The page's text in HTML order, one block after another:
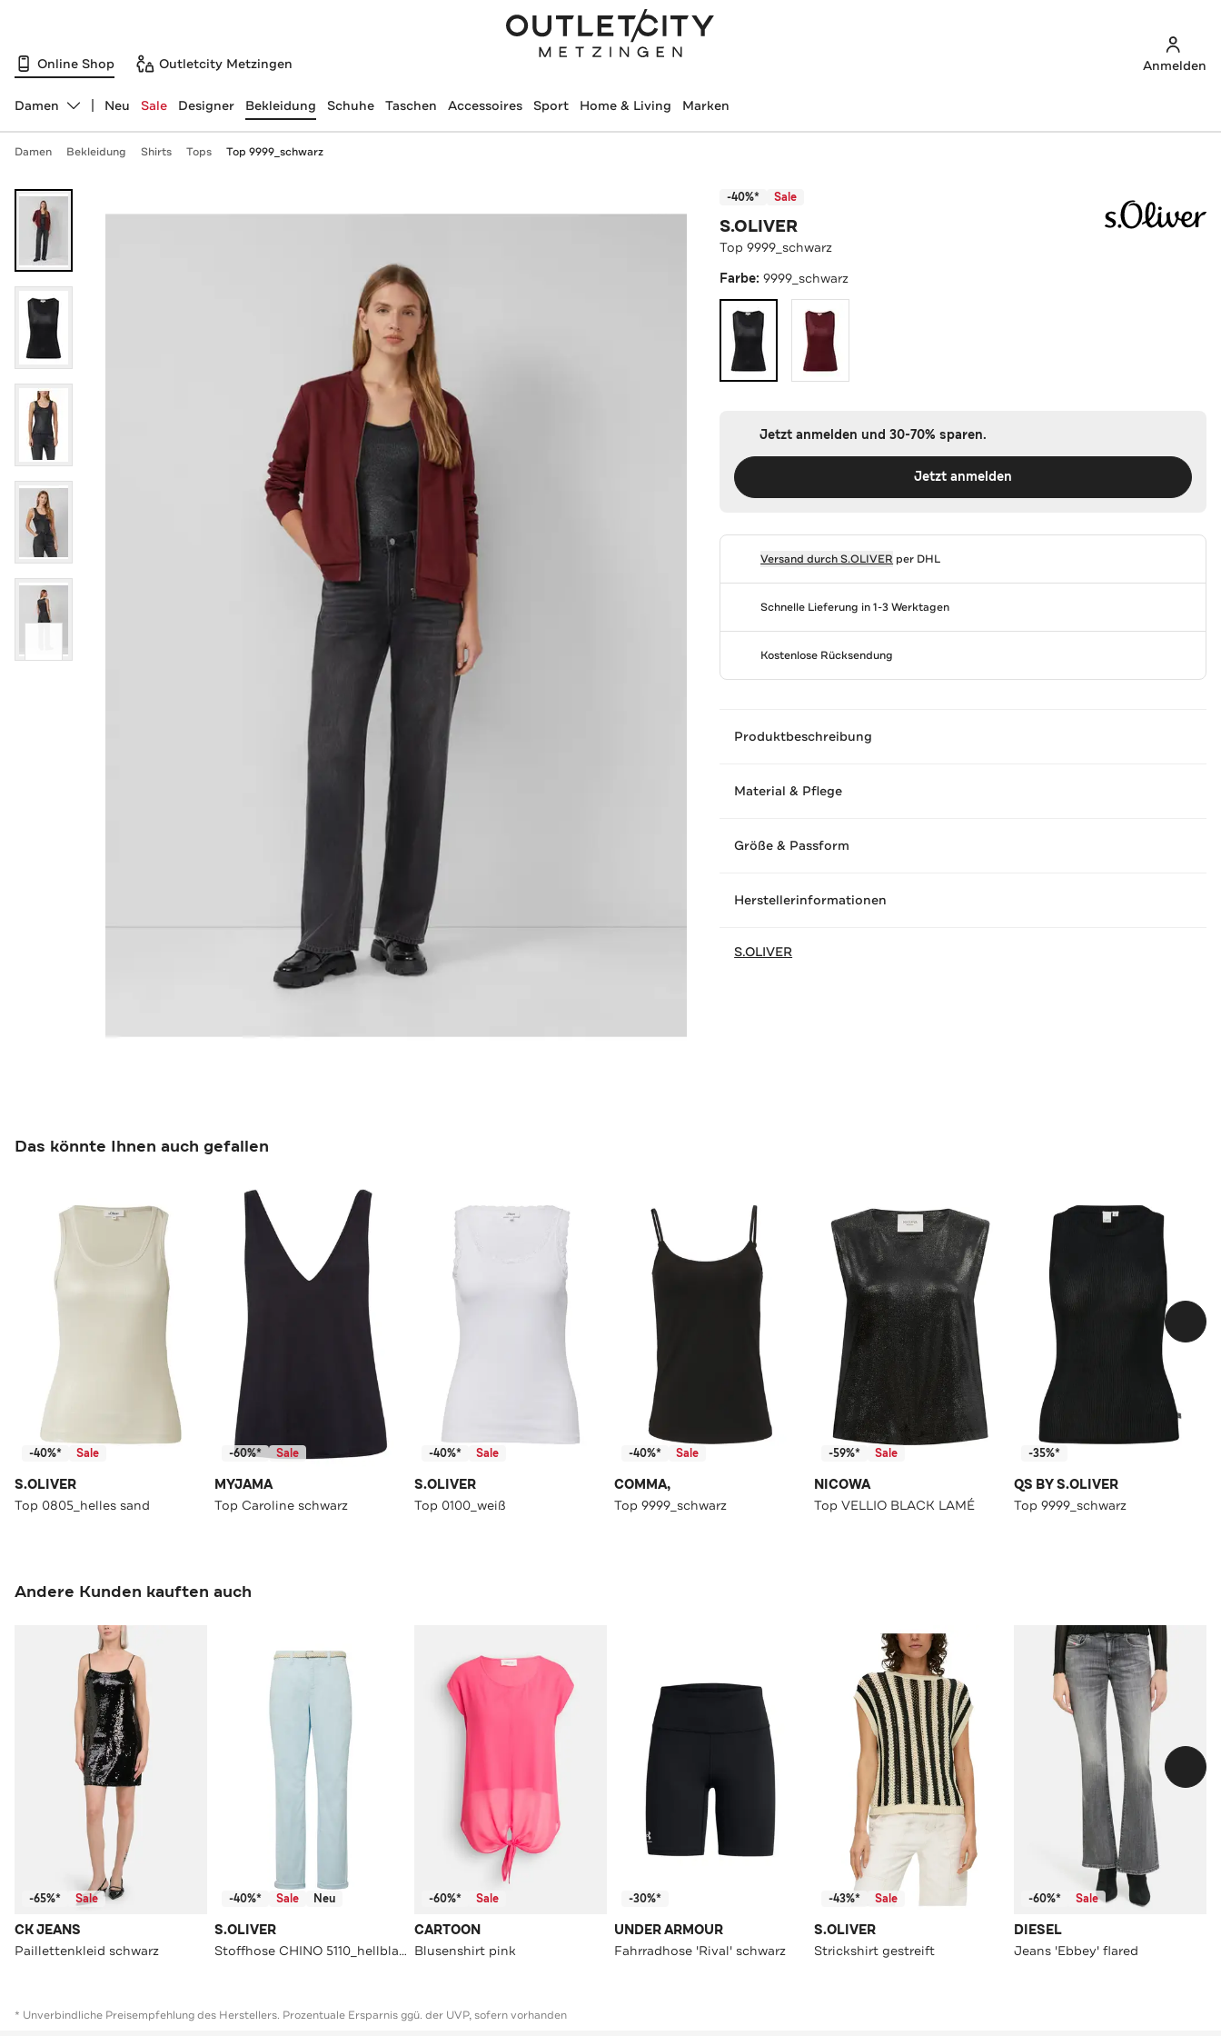
Online Shop Outletcity Metzingen Anmelden
Abteilung ändern, ausgewählt:
Damen Neu Sale Designer Bekleidung Schuhe Taschen Accessoires Sport Home & Living Marken
Damen Bekleidung Shirts Tops Top 9999_schwarz
-40%* Sale
S.OLIVER
Top 9999_schwarz
Farbe:9999_schwarz
Jetzt anmelden und 30-70% sparen.
Jetzt anmelden
Versand durchS.OLIVER per DHL
Schnelle Lieferung in 1-3 Werktagen
Kostenlose Rücksendung
Produktbeschreibung
Material & Pflege
Größe & Passform
Herstellerinformationen
S.OLIVER
Das könnte Ihnen auch gefallen
-40%* Sale
S.OLIVER
Top 0805_helles sand
-60%* Sale
MYJAMA
Top Caroline schwarz
-40%* Sale
S.OLIVER
Top 0100_weiß
-40%* Sale
COMMA,
Top 9999_schwarz
-59%* Sale
NICOWA
Top VELLIO BLACK LAMÉ
-35%*
QS BY S.OLIVER
Top 9999_schwarz
Andere Kunden kauften auch
-65%* Sale
CK JEANS
Paillettenkleid schwarz
-40%* Sale Neu
S.OLIVER
Stoffhose CHINO 5110_hellblau Tapered
-60%* Sale
CARTOON
Blusenshirt pink
-30%*
UNDER ARMOUR
Fahrradhose 'Rival' schwarz
-43%* Sale
S.OLIVER
Strickshirt gestreift
-60%* Sale
DIESEL
Jeans 'Ebbey' flared
* Unverbindliche Preisempfehlung des Herstellers. Prozentuale Ersparnis ggü. der UVP, sofern vorhanden